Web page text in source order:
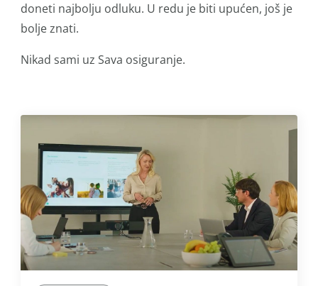
doneti najbolju odluku. U redu je biti upućen, još je
bolje znati.
Nikad sami uz Sava osiguranje.